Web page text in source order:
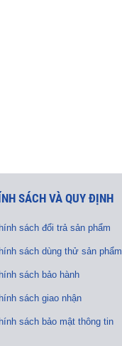
SÁCH VÀ QUY ĐỊNH
sách đổi trả sản phẩm
sách dùng thử sản phẩm
sách bảo hành
sách giao nhận
sách bảo mật thông tin